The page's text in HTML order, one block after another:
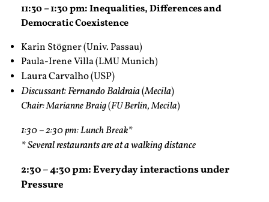
11:30 – 1:30 pm: Inequalities, Differences and
Democratic Coexistence
Karin Stögner (Univ. Passau)
Paula-Irene Villa (LMU Munich)
Laura Carvalho (USP)
Discussant: Fernando Baldraia(Mecila)
Chair: Marianne Braig(FU Berlin, Mecila)
1:30 – 2:30 pm: Lunch Break*
* Several restaurants are at a walking distance
2:30 – 4:30 pm: Everyday interactions under
Pressure